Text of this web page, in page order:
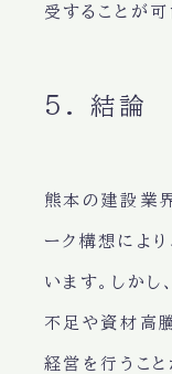
受することが可
5. 結論
熊本の建設業
ーク構想によ
います。しか
不足や資材高
経営を行うこ